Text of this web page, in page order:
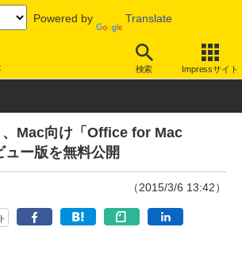
Powered by Translate
検索 Impressサイト
ービス/ソフト ソフトウェア ビジネスソ
、Mac向け「Office for Mac
ー版を無料公開
（2015/3/6 13:42）